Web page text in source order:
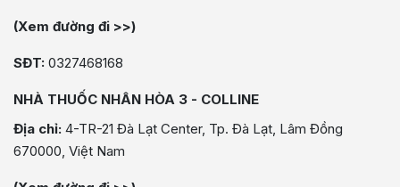
(Xem đường đi >>)
SĐT: 0327468168
NHÀ THUỐC NHÂN HÒA 3 - COLLINE
Địa chỉ: 4-TR-21 Đà Lạt Center, Tp. Đà Lạt, Lâm Đồng
670000, Việt Nam